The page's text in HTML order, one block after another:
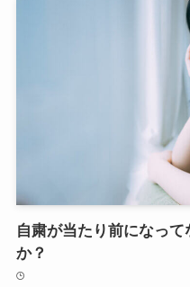
自粛が当たり前になっ
か？